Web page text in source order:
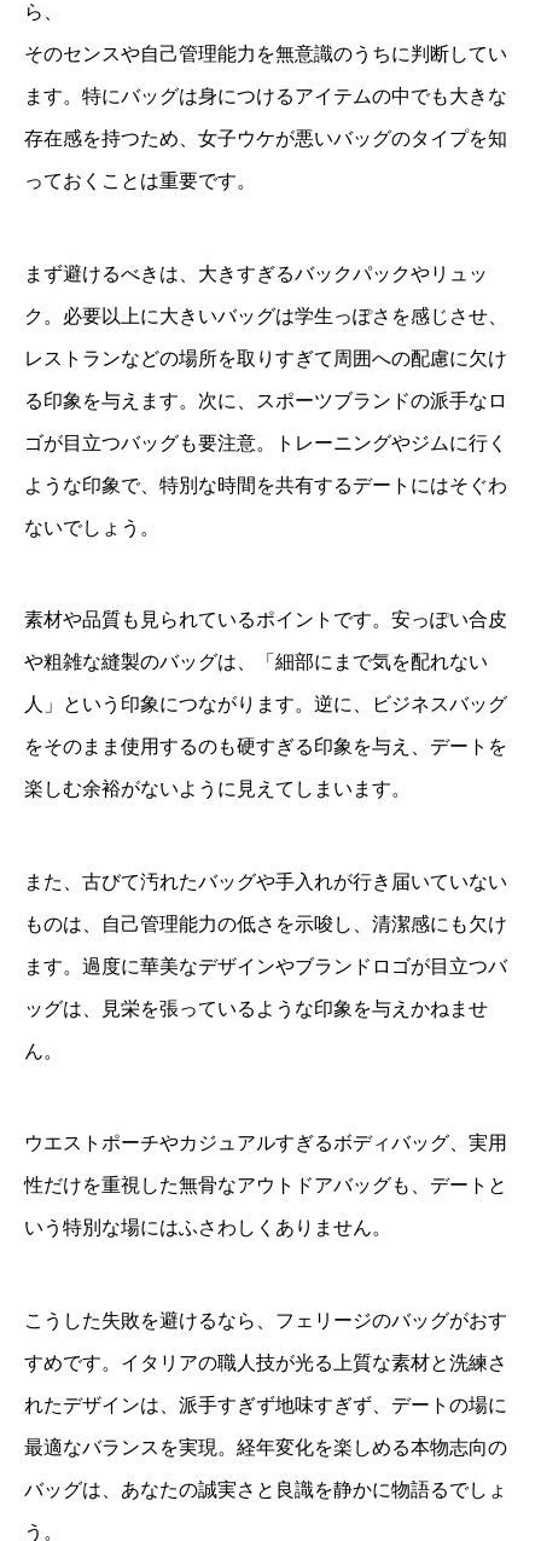
ら、
そのセンスや自己管理能力を無意識のうちに判断してい
ます。特にバッグは身につけるアイテムの中でも大きな
存在感を持つため、女子ウケが悪いバッグのタイプを知
っておくことは重要です。
まず避けるべきは、大きすぎるバックパックやリュッ
ク。必要以上に大きいバッグは学生っぽさを感じさせ、
レストランなどの場所を取りすぎて周囲への配慮に欠け
る印象を与えます。次に、スポーツブランドの派手なロ
ゴが目立つバッグも要注意。トレーニングやジムに行く
ような印象で、特別な時間を共有するデートにはそぐわ
ないでしょう。
素材や品質も見られているポイントです。安っぽい合皮
や粗雑な縫製のバッグは、「細部にまで気を配れない
人」という印象につながります。逆に、ビジネスバッグ
をそのまま使用するのも硬すぎる印象を与え、デートを
楽しむ余裕がないように見えてしまいます。
また、古びて汚れたバッグや手入れが行き届いていない
ものは、自己管理能力の低さを示唆し、清潔感にも欠け
ます。過度に華美なデザインやブランドロゴが目立つバ
ッグは、見栄を張っているような印象を与えかねませ
ん。
ウエストポーチやカジュアルすぎるボディバッグ、実用
性だけを重視した無骨なアウトドアバッグも、デートと
いう特別な場にはふさわしくありません。
こうした失敗を避けるなら、フェリージのバッグがおす
すめです。イタリアの職人技が光る上質な素材と洗練さ
れたデザインは、派手すぎず地味すぎず、デートの場に
最適なバランスを実現。経年変化を楽しめる本物志向の
バッグは、あなたの誠実さと良識を静かに物語るでしょ
う。